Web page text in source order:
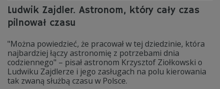
Ludwik Zajdler. Astronom, który cały czas
pilnował czasu
"Można powiedzieć, że pracował w tej dziedzinie, która
najbardziej łączy astronomię z potrzebami dnia
codziennego" – pisał astronom Krzysztof Ziołkowski o
Ludwiku Zajdlerze i jego zasługach na polu kierowania
tak zwaną służbą czasu w Polsce.